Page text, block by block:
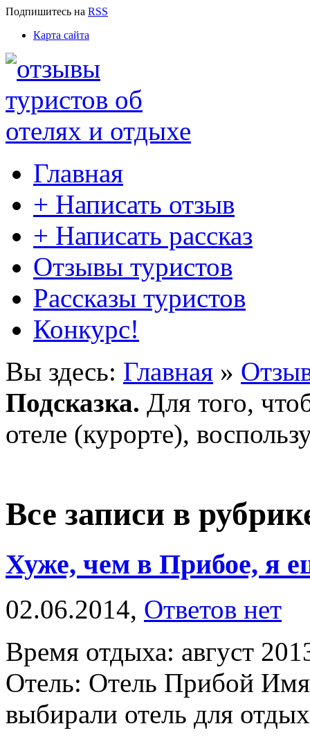
Подпишитесь на RSS
Карта сайта
Главная
+ Написать отзыв
+ Написать рассказ
Отзывы туристов
Рассказы туристов
Конкурс!
Вы здесь: Главная »
Подсказка. Для того,
отеле (курорте),
Все записи в
Хуже, чем в Прибое, я
02.06.2014, Ответов нет
Время отдыха: август
Отель: Отель Прибой
выбирали отель для